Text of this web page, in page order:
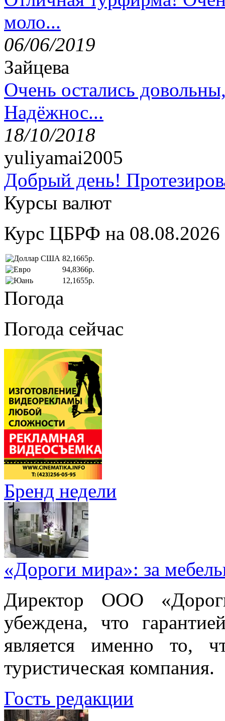
моло...
06/06/2019
Зайцева
Очень остались
Надёжнос...
18/10/2018
yuliyamai2005
Добрый день!
Курсы валют
Курс ЦБРФ на 08.08.2026
82,1665р.
94,8366р.
12,1655р.
Погода
Погода сейчас
Бренд недели
«Дороги мира»: за
Директор ООО
убеждена, что
является именно то,
туристическая компания.
Гость редакции